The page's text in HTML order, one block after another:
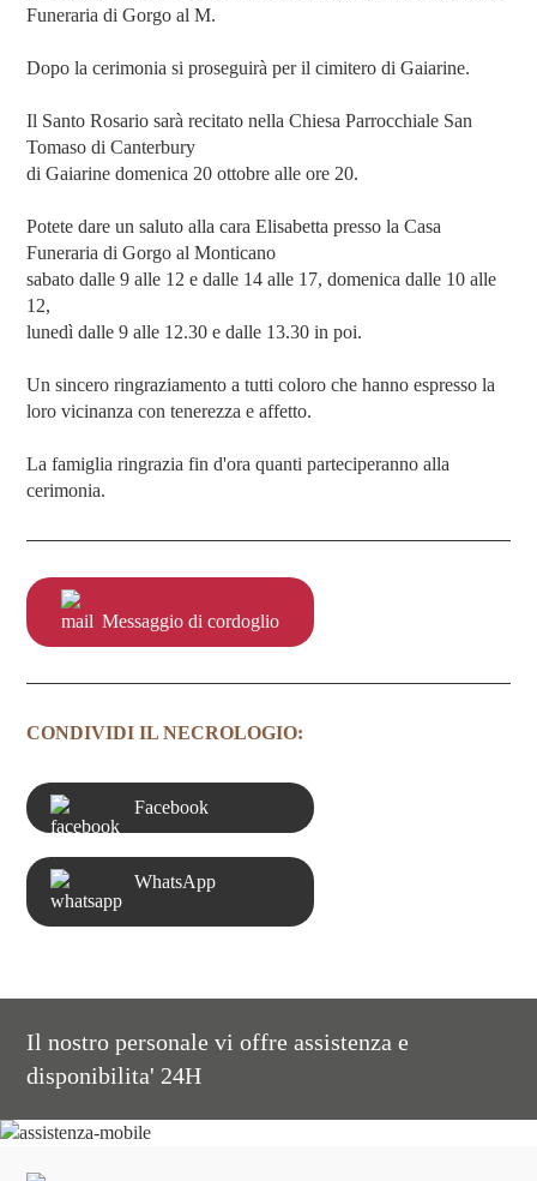
Funeraria di Gorgo al M.
Dopo la cerimonia si proseguirà per il cimitero di Gaiarine.
Il Santo Rosario sarà recitato nella Chiesa Parrocchiale San
Tomaso di Canterbury
di Gaiarine domenica 20 ottobre alle ore 20.
Potete dare un saluto alla cara Elisabetta presso la Casa
Funeraria di Gorgo al Monticano
sabato dalle 9 alle 12 e dalle 14 alle 17, domenica dalle 10 alle
12,
lunedì dalle 9 alle 12.30 e dalle 13.30 in poi.
Un sincero ringraziamento a tutti coloro che hanno espresso la
loro vicinanza con tenerezza e affetto.
La famiglia ringrazia fin d'ora quanti parteciperanno alla
cerimonia.
Messaggio di cordoglio
CONDIVIDI IL NECROLOGIO:
Facebook
WhatsApp
Il nostro personale vi offre assistenza e
disponibilita' 24H